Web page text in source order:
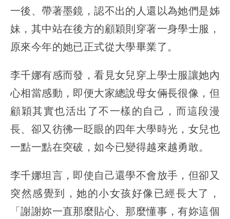
一後、帶著墨鏡，認不出的人還以為她們是姊
妹，其中站在後方的顧穎則穿著一身學士服，
原來今年的她已正式從大學畢業了。
李千娜有感而發，看見女兒穿上學士服讓她內
心相當感動，即便大家總說母女倆長很像，但
顧穎其實也活出了不一樣的自己，而這段漫
長、卻又彷彿一眨眼的四年大學時光，女兒也
一點一點在突破，如今已變得越來越勇敢。
李千娜坦言，即使自己還學不會放手，但卻又
突然感覺到，她的小女孩好像已經長大了，
「謝謝妳一直那麼貼心、那麼懂事，有妳這個